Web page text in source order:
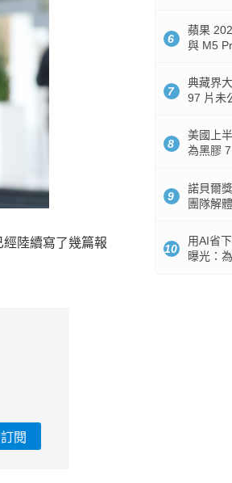
陸續寫了幾篇報
閱
6
蘋果
與 M5
7
典藏界
97 片未
8
美國上
為黑膠
9
諾貝爾
團隊解
10
用AI省
曝光：